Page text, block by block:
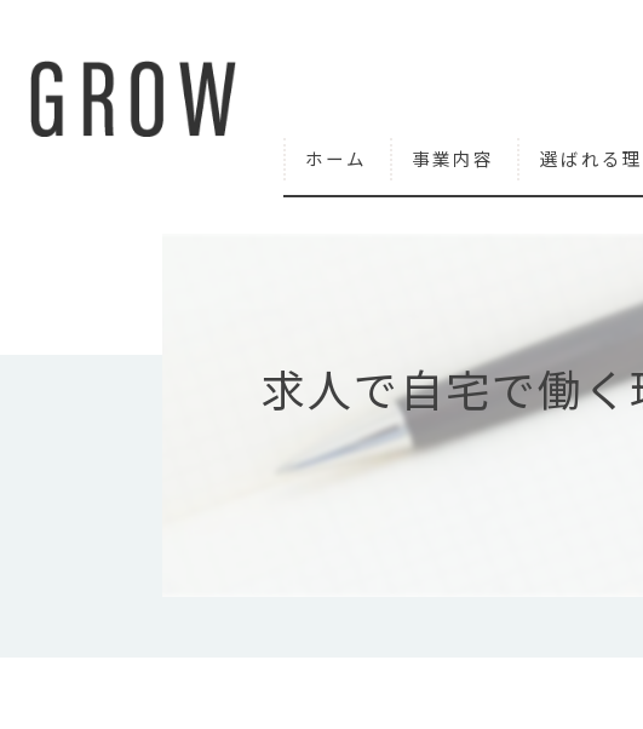
ホーム 事業内容 選ばれる
求人で自宅で働